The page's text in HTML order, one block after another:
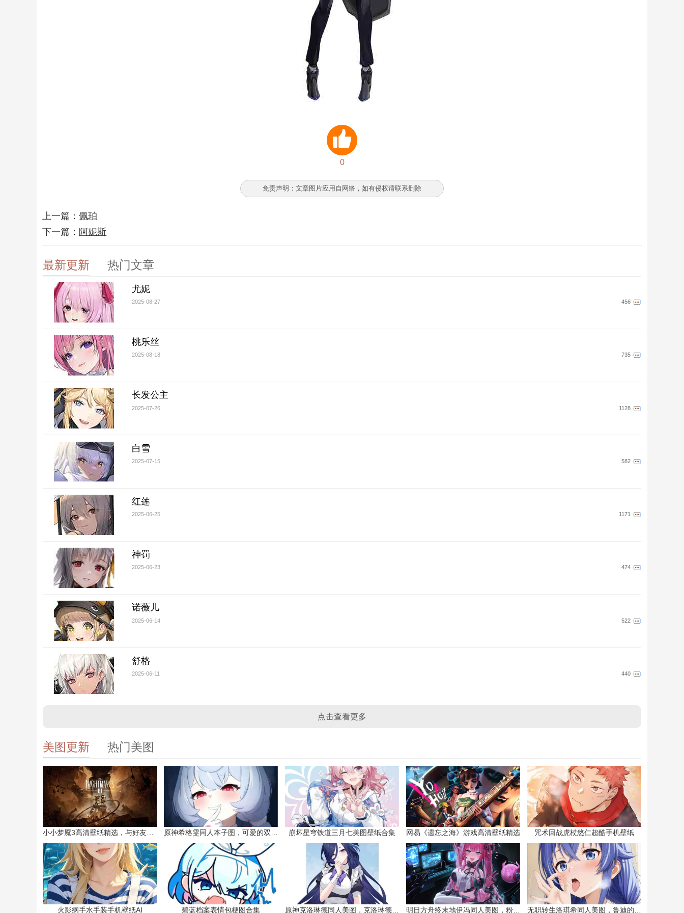
0
免责声明：文章图片应用自网络，如有侵权请联系删除
上一篇：佩珀
下一篇： 阿妮斯
最新更新 热门文章
尤妮
2025-08-27 456
桃乐丝
2025-08-18 735
长发公主
2025-07-26 1128
白雪
2025-07-15 582
红莲
2025-06-25 1171
神罚
2025-06-23 474
诺薇儿
2025-06-14 522
舒格
2025-06-11 440
点击查看更多
美图更新 热门美图
小小梦魇3高清壁纸精选，与好友一同面对恐惧 原神希格雯同人本子图，可爱的双马尾 崩坏星穹铁道三月七美图壁纸合集 网易《遗忘之海》游戏高清壁纸精选 咒术回战虎杖悠仁超酷手机壁纸
火影纲手水手装手机壁纸AI 碧蓝档案表情包梗图合集 原神克洛琳德同人美图，克洛琳德战败会怎样 明日方舟终末地伊冯同人美图，粉毛恶魔伊冯 无职转生洛琪希同人美图，鲁迪的二老婆